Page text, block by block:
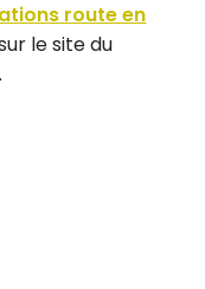
route en
le site du